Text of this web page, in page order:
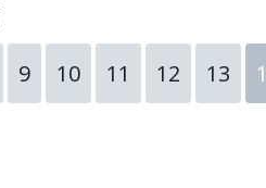
9 10 11 12 13